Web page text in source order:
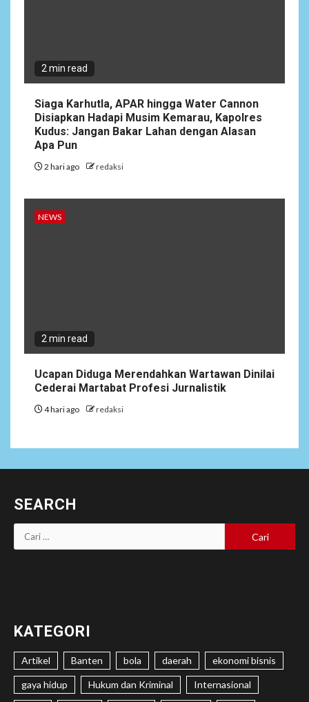
2 min read
Siaga Karhutla, APAR hingga Water Cannon
Disiapkan Hadapi Musim Kemarau, Kapolres
Kudus: Jangan Bakar Lahan dengan Alasan
Apa Pun
2 hari ago redaksi
NEWS
2 min read
Ucapan Diduga Merendahkan Wartawan Dinilai
Cederai Martabat Profesi Jurnalistik
4 hari ago redaksi
SEARCH
Cari
untuk:
KATEGORI
Artikel Banten bola daerah ekonomi bisnis
gaya hidup Hukum dan Kriminal Internasional